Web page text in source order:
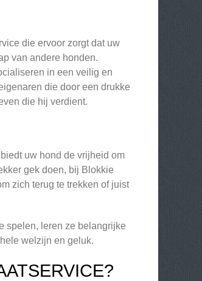
die ervoor zorgt dat uw
van andere honden.
in een veilig en
die door een drukke
die hij verdient.
uw hond de vrijheid om
gek doen, bij Blokkie
zich terug te trekken of juist
spelen, leren ze belangrijke
welzijn en geluk.